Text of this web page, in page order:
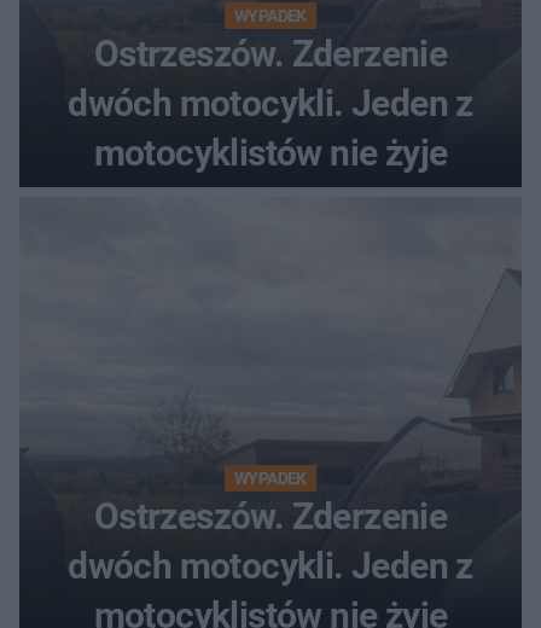
WYPADEK
Ostrzeszów. Zderzenie
dwóch motocykli. Jeden z
motocyklistów nie żyje
WYPADEK
Ostrzeszów. Zderzenie
dwóch motocykli. Jeden z
motocyklistów nie żyje